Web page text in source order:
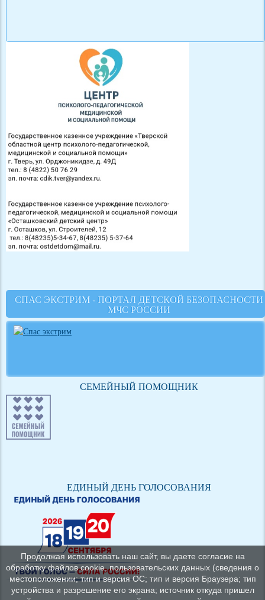
СПАС ЭКСТРИМ - ПОРТАЛ ДЕТСКОЙ БЕЗОПАСНОСТИ
МЧС РОССИИ
СЕМЕЙНЫЙ ПОМОЩНИК
ЕДИНЫЙ ДЕНЬ ГОЛОСОВАНИЯ
Продолжая использовать наш сайт, вы даете согласие на
обработку файлов cookie, пользовательских данных (сведения о
местоположении; тип и версия ОС; тип и версия Браузера; тип
устройства и разрешение его экрана; источник откуда пришел